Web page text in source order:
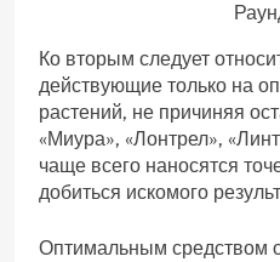
Ко вторым следует
действующие только на
растений, не причиняя
«Миура», «Лонтрел»,
чаще всего наносятся
добиться искомого
Оптимальным средством